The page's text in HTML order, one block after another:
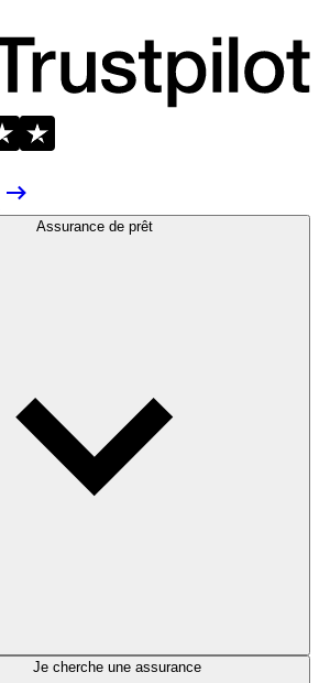
Assurance de prêt
Je cherche une assurance